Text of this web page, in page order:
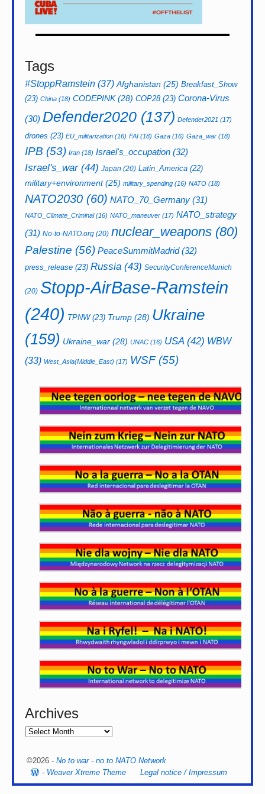
Tags
#StoppRamstein (37) Afghanistan (25) Breakfast_Show
(23) China (18) CODEPINK(28) COP28(23) Corona-Virus
(30) Defender2020 (137) Defender2021 (17)
drones (23) EU_militarization (16) FAI (18) Gaza (16) Gaza_war (18)
IPB (53) Iran (18) Israel's_occupation (32)
Israel's_war(44) Japan (20) Latin_America (22)
military+environment(25) military_spending (16) NATO (18)
NATO2030 (60) NATO_70_Germany (31)
NATO_Climate_Criminal(16) NATO_maneuver (17) NATO_strategy
(31) No-to-NATO.org (20) nuclear_weapons (80)
Palestine (56) PeaceSummitMadrid(32)
press_release (23) Russia (43) SecurityConferenceMunich
(20) Stopp-AirBase-Ramstein
(240) TPNW(23) Trump (28) Ukraine
(159) Ukraine_war (28) UNAC (16) USA(42) WBW
(33) West_Asia(Middle_East) (17) WSF(55)
Archives
©2026 - No to war - no to NATO Network
- Weaver Xtreme Theme Legal notice / Impressum